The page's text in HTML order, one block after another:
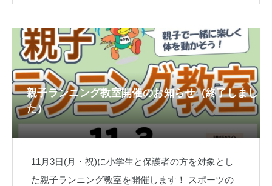
親子ランニング教室開催のお知らせ（終了しまし
た）
11月3日(月・祝)に小学生と保護者の方を対象とし
た親子ランニング教室を開催します！ スポーツの